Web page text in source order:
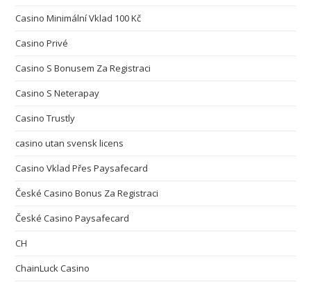
Casino Minimální Vklad 100 Kč
Casino Privé
Casino S Bonusem Za Registraci
Casino S Neterapay
Casino Trustly
casino utan svensk licens
Casino Vklad Přes Paysafecard
České Casino Bonus Za Registraci
České Casino Paysafecard
CH
ChainLuck Casino